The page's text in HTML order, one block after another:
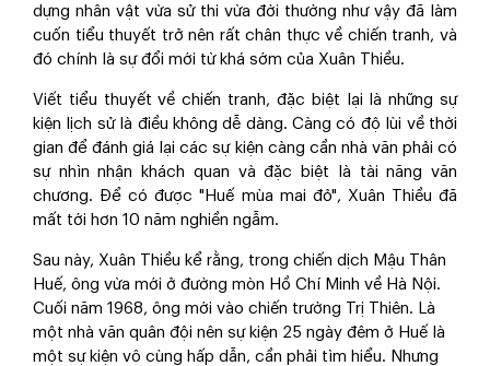
dựng nhân vật vừa sử thi vừa đời thường như vậy đã làm
cuốn tiểu thuyết trở nên rất chân thực về chiến tranh, và
đó chính là sự đổi mới từ khá sớm của Xuân Thiều.
Viết tiểu thuyết về chiến tranh, đặc biệt lại là những sự
kiện lịch sử là điều không dễ dàng. Càng có độ lùi về thời
gian để đánh giá lại các sự kiện càng cần nhà văn phải có
sự nhìn nhận khách quan và đặc biệt là tài năng văn
chương. Để có được "Huế mùa mai đỏ", Xuân Thiều đã
mất tới hơn 10 năm nghiền ngẫm.
Sau này, Xuân Thiều kể rằng, trong chiến dịch Mậu Thân
Huế, ông vừa mới ở đường mòn Hồ Chí Minh về Hà Nội.
Cuối năm 1968, ông mới vào chiến trường Trị Thiên. Là
một nhà văn quân đội nên sự kiện 25 ngày đêm ở Huế là
một sự kiện vô cùng hấp dẫn, cần phải tìm hiểu. Nhưng